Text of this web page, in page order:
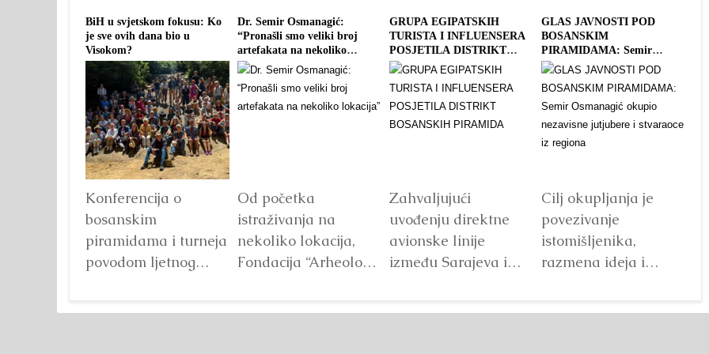
BiH u svjetskom fokusu: Ko
je sve ovih dana bio u
Visokom?
Konferencija o
bosanskim
piramidama i turneja
povodom ljetnog
Dr. Semir Osmanagić:
“Pronašli smo veliki broj
artefakata na nekoliko
lokacija”
Od početka
istraživanja na
nekoliko lokacija,
Fondacija “Arheološki
GRUPA EGIPATSKIH
TURISTA I INFLUENSERA
POSJETILA DISTRIKT
BOSANSKIH PIRAMIDA
Zahvaljujući
uvođenju direktne
avionske linije
između Sarajeva i
GLAS JAVNOSTI POD
BOSANSKIM
PIRAMIDAMA: Semir
Osmanagić okupio nezavisne
regiona
Cilj okupljanja je
povezivanje
istomišljenika,
razmena ideja i